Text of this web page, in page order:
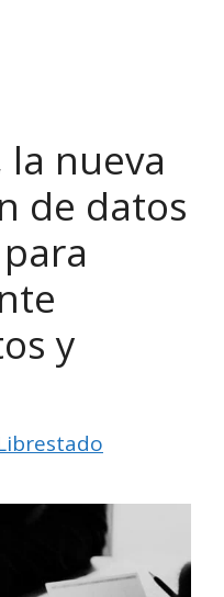
la nueva
de datos
y